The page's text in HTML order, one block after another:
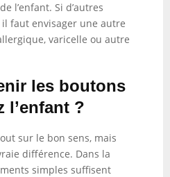
l’enfant. Si d’autres
faut envisager une autre
varicelle ou autre
les boutons
l’enfant ?
sur le bon sens, mais
différence. Dans la
simples suffisent